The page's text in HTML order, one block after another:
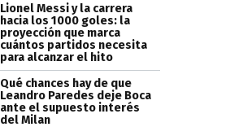
Lionel Messi y la carrera
hacia los 1000 goles: la
proyección que marca
cuántos partidos necesita
para alcanzar el hito
Qué chances hay de que
Leandro Paredes deje Boca
ante el supuesto interés
del Milan